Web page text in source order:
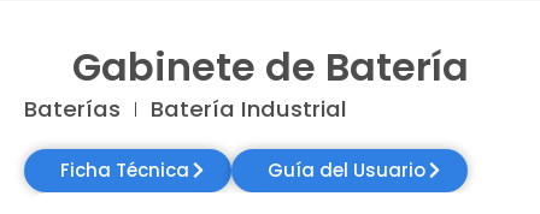
Gabinete de Batería
Baterías Batería Industrial
Ficha Técnica Guía del Usuario